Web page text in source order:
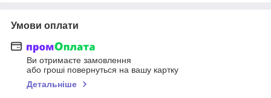
Умови оплати
Ви отримаєте замовлення
або гроші повернуться на вашу картку
Детальніше